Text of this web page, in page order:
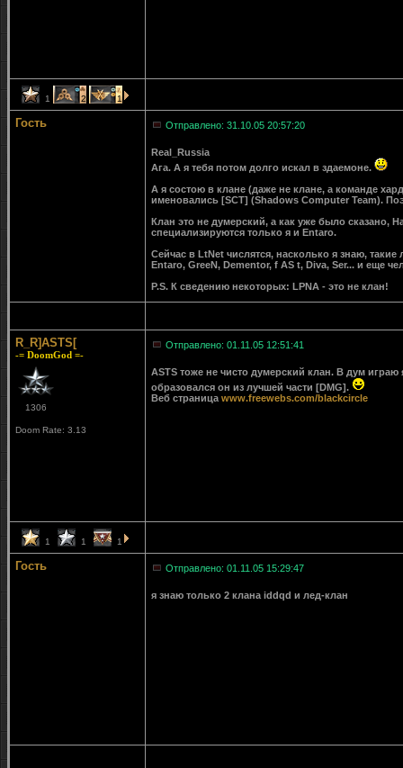
1 2 1
Гость Отправлено: 31.10.05 20:57:20
Real_Russia
Ага. А я тебя потом долго искал в здаемоне.
А я состою в клане (даже не клане, а команде
именовались [SCT] (Shadows Computer Team).
Клан это не думерский, а как уже было сказано,
специализируются только я и Entaro.
Сейчас в LtNet числятся, насколько я знаю, такие
Entaro, GreeN, Dementor, f AS t, Diva, Ser... и еще
P.S. К сведению некоторых: LPNA - это не клан!
R_R]ASTS[
-= DoomGod =-
1306
Doom Rate: 3.13
Отправлено: 01.11.05 12:51:41
ASTS тоже не чисто думерский клан. В дум
образовался он из лучшей части [DMG].
Веб страница www.freewebs.com/blackcircle
1 1 1
Гость Отправлено: 01.11.05 15:29:47
я знаю только 2 клана iddqd и лед-клан